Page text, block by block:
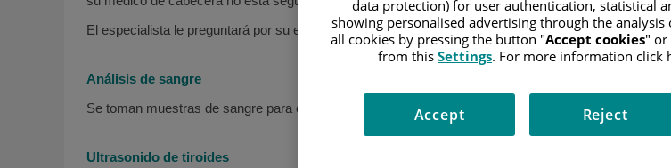
El especialista le preguntará por su estado de salud general, su historia familiar y problemas
Análisis de sangre
Se toman muestras de sangre para comprobar la función tiroidea y el estado general de salud.
Ultrasonido de tiroides
data protection) for user authentication, statistical
showing personalised advertising through the analysis
all cookies by pressing the button "Accept cookies" or
from this Settings. For more information click
Reject
Accept